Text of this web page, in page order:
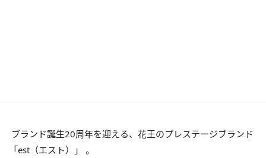
ブランド誕生20周年を迎える、花王のプレステージブランド
「est （エスト）」 。